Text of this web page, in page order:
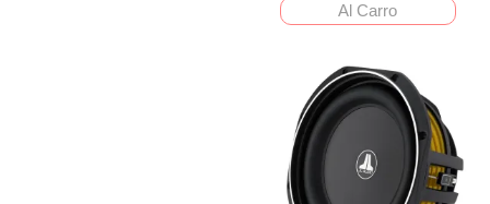
Al Carro